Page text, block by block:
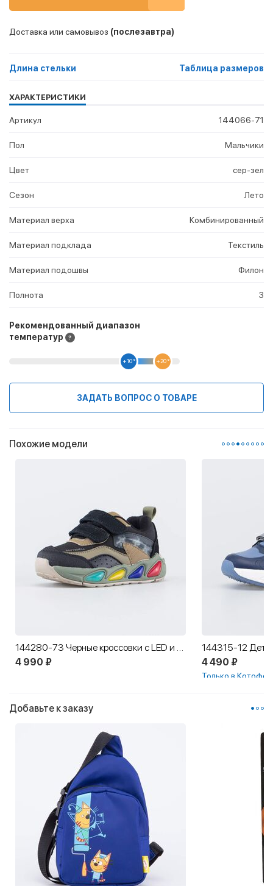
Доставка или самовывоз (послезавтра)
Длина стельки Таблица размеров
ХАРАКТЕРИСТИКИ
Артикул 144066-71
Пол Мальчики
Цвет сер-зел
Сезон Лето
Материал верха Комбинированный
Материал подклада Текстиль
Материал подошвы Филон
Полнота 3
Рекомендованный диапазон
температур
+10 ° +20 °
ЗАДАТЬ ВОПРОС О ТОВАРЕ
Похожие модели
144280-73 Черные кроссовки с LED и Softshell
4 990 ₽
4 490 ₽
Только в Котофей
Добавьте к заказу